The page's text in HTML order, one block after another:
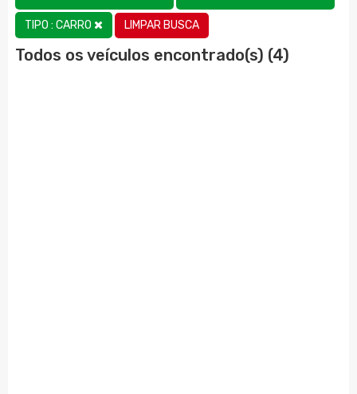
TIPO : CARRO LIMPAR BUSCA
Todos os veículos encontrado(s) (4)